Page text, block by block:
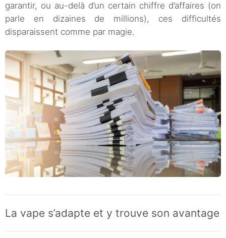
garantir, ou au-delà d’un certain chiffre d’affaires (on
parle en dizaines de millions), ces difficultés
disparaissent comme par magie.
La vape s’adapte et y trouve son avantage